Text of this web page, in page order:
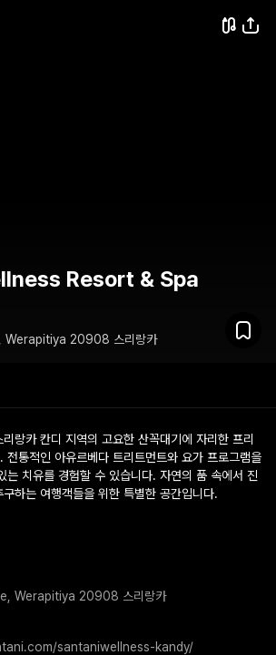
Resort & Spa
20908 스리랑카
랑카 칸디 지역의 고요한 산꼭대기에 자리한 프리
전통적인 아유르베다 트리트먼트와 요가 프로그램을
는 치유를 경험할 수 있습니다. 자연의 품 속에서 진
하는 여행객들을 위한 특별한 공간입니다.
Werapitiya 20908 스리랑카
santaniwellness-kandy/